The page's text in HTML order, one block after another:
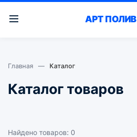
АРТ ПОЛИВ
Главная — Каталог
Каталог товаров
Найдено товаров: 0